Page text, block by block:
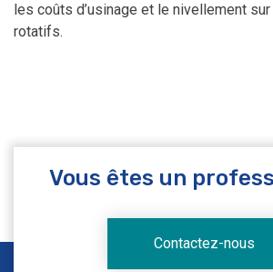
les coûts d’usinage et le nivellement
rotatifs.
Vous êtes un
Contactez-nous